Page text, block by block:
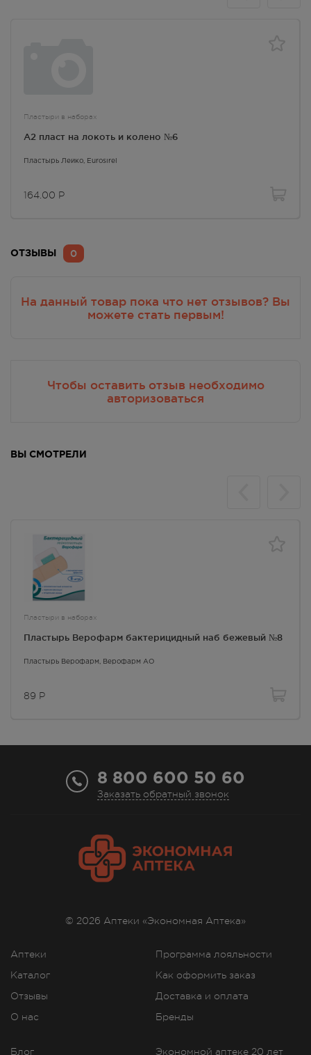
Пластыри в наборах
А2 пласт на локоть и колено №6
Пластырь Лейко, Eurosirel
164.00 Р
0
ОТЗЫВЫ
Чтобы оставить отзыв необходимо
авторизоваться
На данный товар пока что нет отзывов? Вы
можете стать первым!
ВЫ СМОТРЕЛИ
Пластыри в наборах
Пластырь Верофарм бактерицидный наб бежевый №8
Пластырь Верофарм , Верофарм АО
89 Р
8 800 600 50 60
Заказать обратный звонок
Аптеки
Каталог
Отзывы
О нас
Программа лояльности
Как оформить заказ
Доставка и оплата
Бренды
Блог Экономной аптеке 20 лет
© 2026 Аптеки «Экономная Аптека»